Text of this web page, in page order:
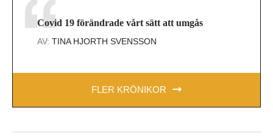
Covid 19 förändrade vårt sätt att umgås
AV: TINA HJORTH SVENSSON
FLER KRÖNIKOR